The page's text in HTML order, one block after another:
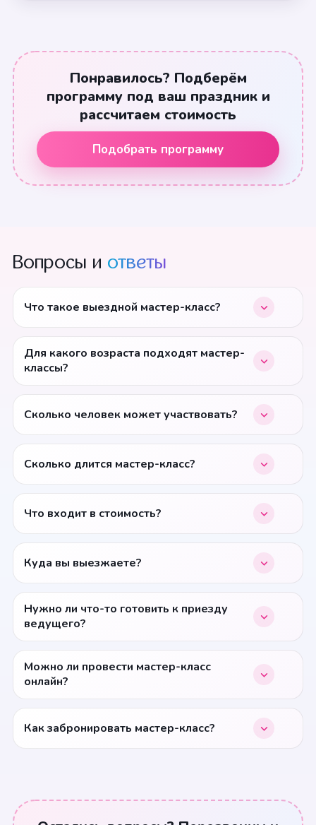
Понравилось? Подберём
программу под ваш праздник и
рассчитаем стоимость
Подобрать программу
Вопросы и ответы
Что такое выездной мастер-класс?
Для какого возраста подходят мастер-
классы?
Сколько человек может участвовать?
Сколько длится мастер-класс?
Что входит в стоимость?
Куда вы выезжаете?
Нужно ли что-то готовить к приезду
ведущего?
Можно ли провести мастер-класс
онлайн?
Как забронировать мастер-класс?